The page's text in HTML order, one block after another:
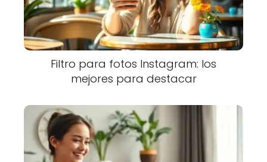
Filtro para fotos Instagram: los
mejores para destacar